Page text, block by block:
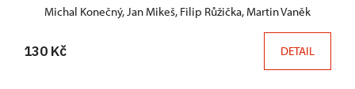
Michal Konečný, Jan Mikeš, Filip Růžička, Martin Vaněk
130 Kč DETAIL